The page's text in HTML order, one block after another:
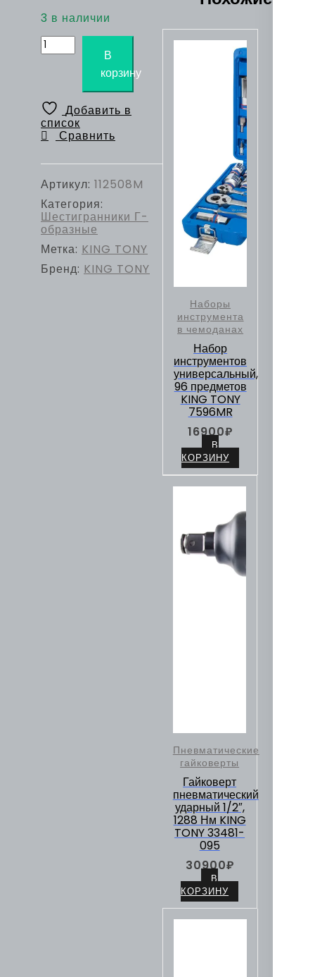
3 в наличии
Количество
товара
образный
8
мм,
44,0
х
мм
KING
TONY
112508M
В
корзину
Добавить в
список
Сравнить
Артикул: 112508M
Категория:
Шестигранники Г-
образные
Метка: KING TONY
Бренд: KING TONY
Наборы
инструмента
в чемоданах
Набор
инструментов
универсальный,
96 предметов
KING TONY
7596MR
16900₽
В
КОРЗИНУ
Пневматические
гайковерты
Гайковерт
пневматический
ударный 1/2″,
1288 Нм KING
TONY 33481-
095
30900₽
В
КОРЗИНУ